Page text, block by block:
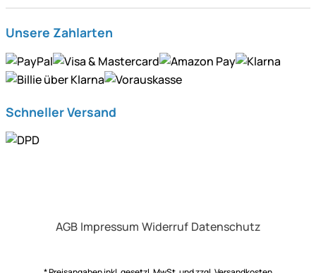
Unsere Zahlarten
Schneller Versand
AGB Impressum Widerruf Datenschutz